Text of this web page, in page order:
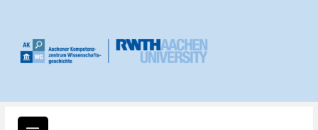
springen